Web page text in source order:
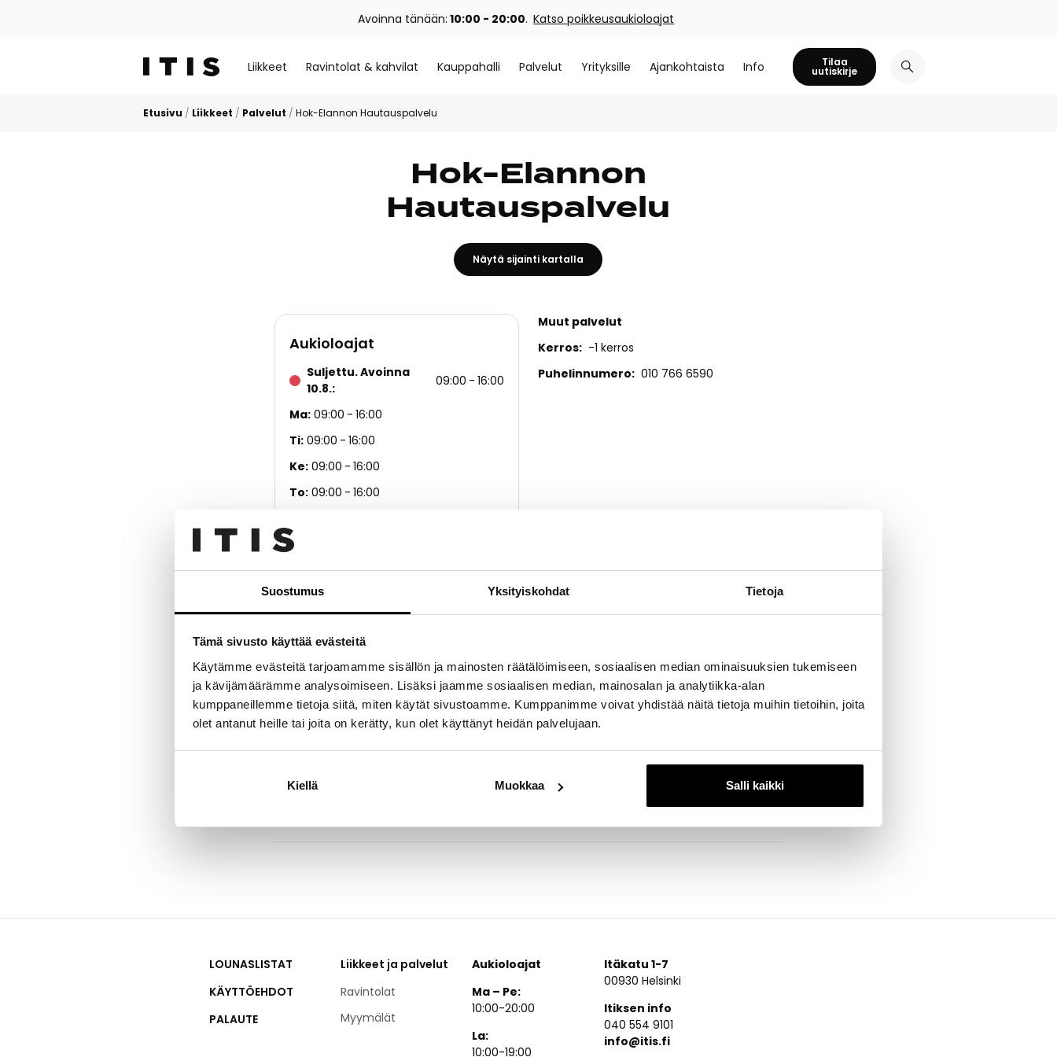
Suostumus Yksityiskohdat Tietoja
Tämä sivusto käyttää evästeitä
Käytämme evästeitä tarjoamamme sisällön ja mainosten räätälöimiseen, sosiaalisen median ominaisuuksien tukemiseen
ja kävijämäärämme analysoimiseen. Lisäksi jaamme sosiaalisen median, mainosalan ja analytiikka-alan
kumppaneillemme tietoja siitä, miten käytät sivustoamme. Kumppanimme voivat yhdistää näitä tietoja muihin tietoihin, joita
olet antanut heille tai joita on kerätty, kun olet käyttänyt heidän palvelujaan.
Kiellä Muokkaa Salli kaikki
Avoinna tänään: 10:00 - 20:00. Katso poikkeusaukioloajat
Liikkeet Ravintolat & kahvilat Kauppahalli Palvelut Yrityksille Ajankohtaista Info Tilaa
uutiskirje
Etusivu / Liikkeet / Palvelut / Hok-Elannon Hautauspalvelu
Hok-Elannon
Hautauspalvelu
Näytä sijainti kartalla
Aukioloajat
Suljettu. Avoinna
10.8.
09:00 16:00
Ma 09:00
16:00
Ti 09:00
16:00
Ke 09:00
16:00
To 09:00
16:00
La
Su Suljettu
Poikkeusaukioloajat
7.8.2026 09:00 15:00
Muut palvelut
Kerros
-1 kerros
Puhelinnumero
010 766 6590
HOK-Elannon hautauspalvelu on luotettava ja perinteikäs täyden palvelun hautaustoimisto.
Kulku ainoastaan ulkokautta Turunlinnantieltä.
LOUNASLISTAT
KÄYTTÖEHDOT
PALAUTE
Liikkeet ja palvelut
Ravintolat
Myymälät
Aukioloajat
Ma – Pe:
10:00-20:00
La:
10:00-19:00
Itäkatu 1-7
00930 Helsinki
Itiksen info
040 554 9101
info@itis.fi